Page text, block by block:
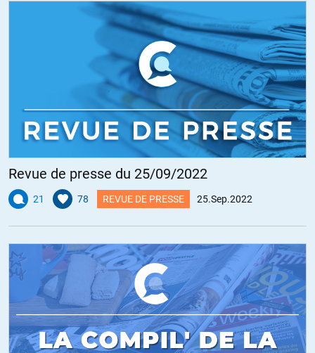
Revue de presse du 25/09/2022
21 78 REVUE DE PRESSE 25.Sep.2022